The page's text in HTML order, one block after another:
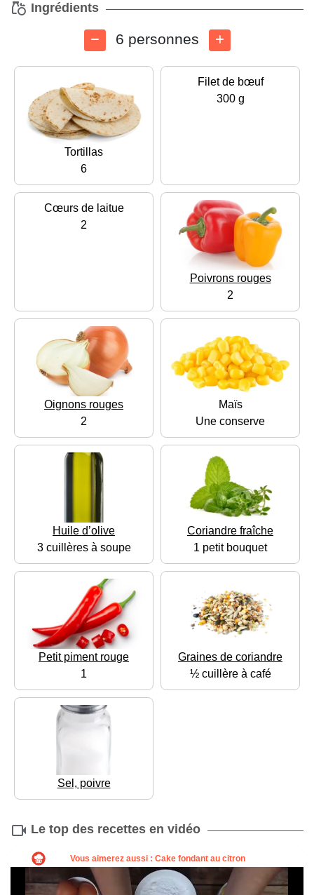
Ingrédients
6 personnes
Tortillas
6
Filet de bœuf
300 g
Cœurs de laitue
2
Poivrons rouges
2
Oignons rouges
2
Maïs
Une conserve
Huile d’olive
3 cuillères à soupe
Coriandre fraîche
1 petit bouquet
Petit piment rouge
1
Graines de coriandre
½ cuillère à café
Sel, poivre
Le top des recettes en vidéo